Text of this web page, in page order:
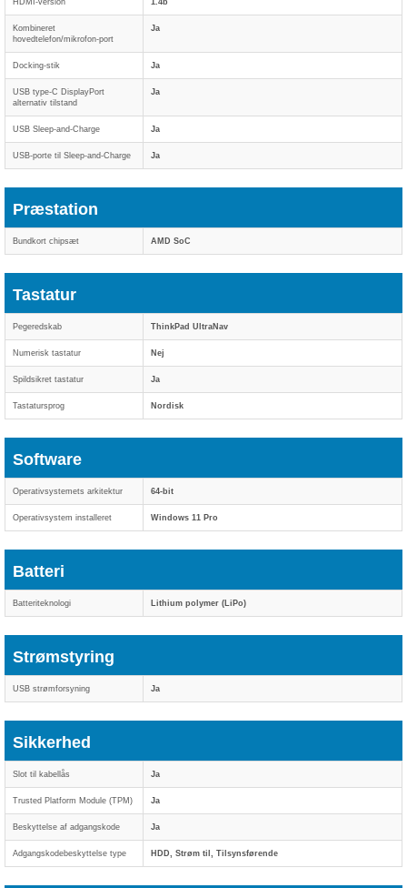
HDMI-version 1.4b
Kombineret
hovedtelefon/mikrofon-port
Ja
Docking-stik Ja
USB type-C DisplayPort
alternativ tilstand
Ja
USB Sleep-and-Charge Ja
USB-porte til Sleep-and-Charge Ja
Præstation
Bundkort chipsæt AMD SoC
Tastatur
Pegeredskab ThinkPad UltraNav
Numerisk tastatur Nej
Spildsikret tastatur Ja
Tastatursprog Nordisk
Software
Operativsystemets arkitektur 64-bit
Operativsystem installeret Windows 11 Pro
Batteri
Batteriteknologi Lithium polymer (LiPo)
Strømstyring
USB strømforsyning Ja
Sikkerhed
Slot til kabellås Ja
Trusted Platform Module (TPM) Ja
Beskyttelse af adgangskode Ja
Adgangskodebeskyttelse type HDD, Strøm til, Tilsynsførende